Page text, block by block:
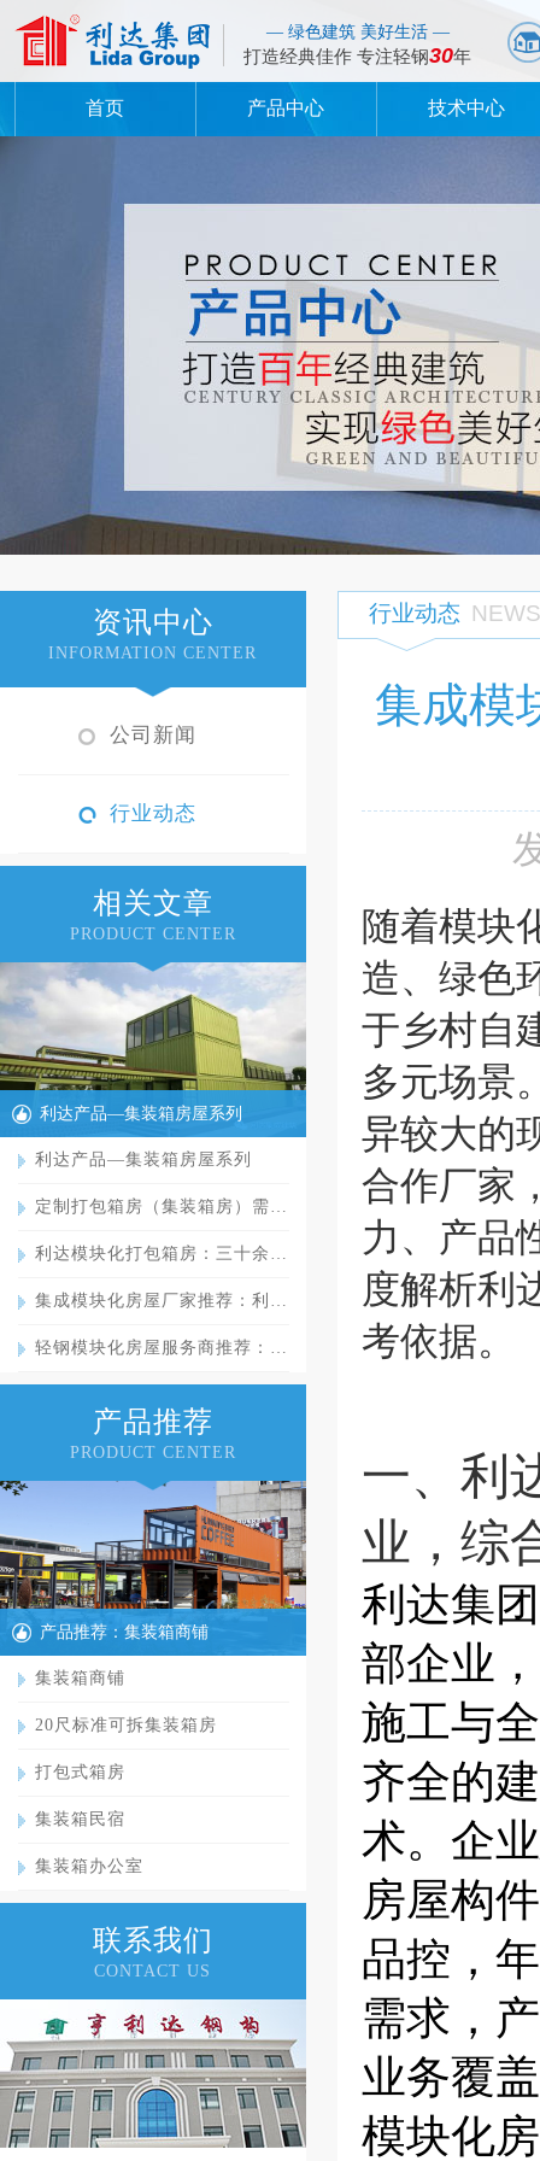
— 绿色建筑 美好生活 —
打造经典佳作 专注轻钢30年
首页 产品中心 技术中心
资讯中心
INFORMATION CENTER
公司新闻
行业动态
相关文章
PRODUCT CENTER
利达产品—集装箱房屋系列
利达产品—集装箱房屋系列
定制打包箱房（集装箱房）需…
利达模块化打包箱房：三十余…
集成模块化房屋厂家推荐：利…
轻钢模块化房屋服务商推荐：…
产品推荐
PRODUCT CENTER
产品推荐：集装箱商铺
集装箱商铺
20尺标准可拆集装箱房
打包式箱房
集装箱民宿
集装箱办公室
联系我们
CONTACT US
行业动态 NEWS
集成模
随着模块
造、绿色
于乡村自
多元场景
异较大的
合作厂家
力、产品
度解析利
考依据。
一、利
业，综
利达集
部企业
施工与
齐全的
术。企
房屋构
品控，
需求，
业务覆
模块化